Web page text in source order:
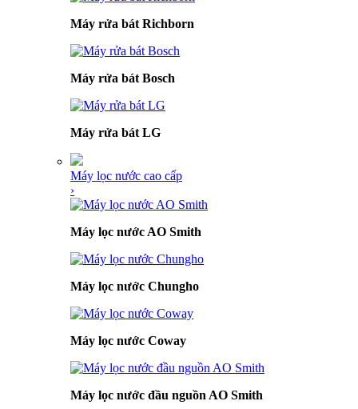
Máy rửa bát Richborn
Máy rửa bát Bosch
Máy rửa bát LG
Máy lọc nước cao cấp
›
Máy lọc nước AO Smith
Máy lọc nước Chungho
Máy lọc nước Coway
Máy lọc nước đầu nguồn AO Smith